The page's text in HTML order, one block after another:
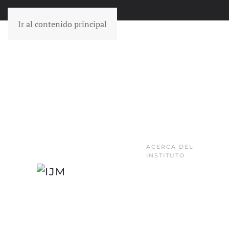
Ir al contenido principal
ACERCA DEL
INSTITUTO